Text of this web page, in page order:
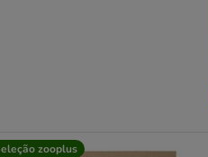
zooplus